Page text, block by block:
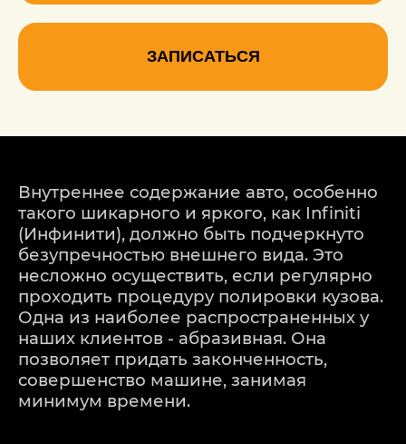
ЗАПИСАТЬСЯ
Внутреннее содержание авто, особенно
такого шикарного и яркого, как Infiniti
(Инфинити), должно быть подчеркнуто
безупречностью внешнего вида. Это
несложно осуществить, если регулярно
проходить процедуру полировки кузова.
Одна из наиболее распространенных у
наших клиентов - абразивная. Она
позволяет придать законченность,
совершенство машине, занимая
минимум времени.